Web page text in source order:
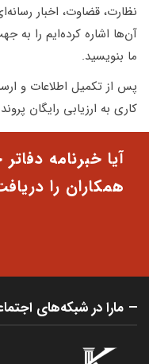
نظارت، قضاوت، اخبار
آن‌ها اشاره کرده‌ایم را به
ما بنویسید.
پس از تکمیل اطلاعات و
کاری به ارزیابی رایگان
آیا خبرنامه
همکاران را
مارا در شبکه‌های